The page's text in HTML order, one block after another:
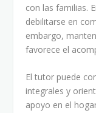
con las familias.
debilitarse en
embargo,
favorece el
El tutor puede
integrales y
apoyo en el